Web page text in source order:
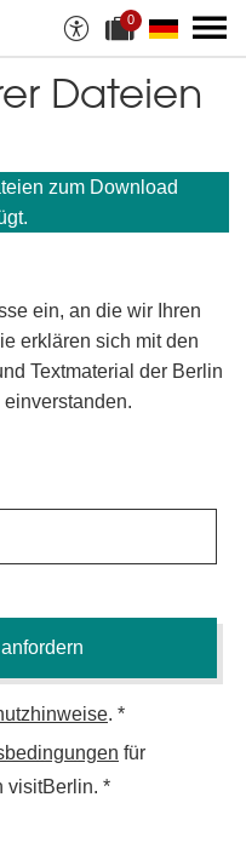
A
u
w
a
n
a
i
a
l
i
n
0
a
k
u
e
D
t
n
z
a
h
Dateien
zum Download
ein, an die wir Ihren
erklären sich mit den
Textmaterial der Berlin
.
für
visitBerlin.